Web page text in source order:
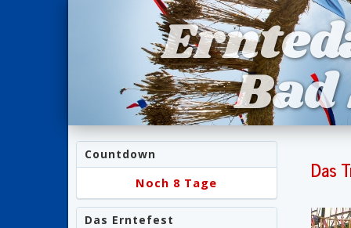
Countdown
Noch 8 Tage
Das Erntefest
Das